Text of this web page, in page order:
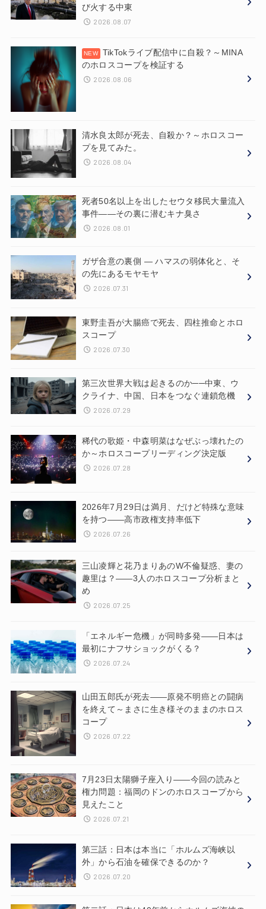
び火する中東
2026.08.07
TikTokライブ配信中に自殺？～MINA
のホロスコープを検証する
2026.08.06
清水良太郎が死去、自殺か？～ホロスコー
プを見てみた。
2026.08.04
死者50名以上を出したセウタ移民大量流入
事件——その裏に潜むキナ臭さ
2026.08.01
ガザ合意の裏側 ― ハマスの弱体化と、そ
の先にあるモヤモヤ
2026.07.31
東野圭吾が大腸癌で死去、四柱推命とホロ
スコープ
2026.07.30
第三次世界大戦は起きるのか──中東、ウ
クライナ、中国、日本をつなぐ連鎖危機
2026.07.29
稀代の歌姫・中森明菜はなぜぶっ壊れたの
か～ホロスコープリーディング決定版
2026.07.28
2026年7月29日は満月、だけど特殊な意味
を持つ——高市政権支持率低下
2026.07.26
三山凌輝と花乃まりあのW不倫疑惑、妻の
趣里は？——3人のホロスコープ分析まと
め
2026.07.25
「エネルギー危機」が同時多発——日本は
最初にナフサショックがくる？
2026.07.24
山田五郎氏が死去——原発不明癌との闘病
を終えて～まさに生き様そのままのホロス
コープ
2026.07.22
7月23日太陽獅子座入り——今回の読みと
権力問題：福岡のドンのホロスコープから
見えたこと
2026.07.21
第三話：日本は本当に「ホルムズ海峡以
外」から石油を確保できるのか？
2026.07.20